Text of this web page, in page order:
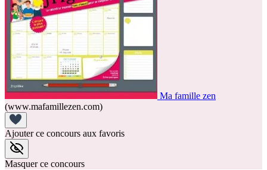
Ma famille zen
(www.mafamillezen.com)
Ajouter ce concours aux favoris
Masquer ce concours